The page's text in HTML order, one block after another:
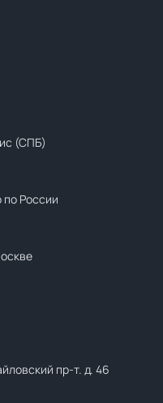
(СПБ)
по России
пр-т. д. 46